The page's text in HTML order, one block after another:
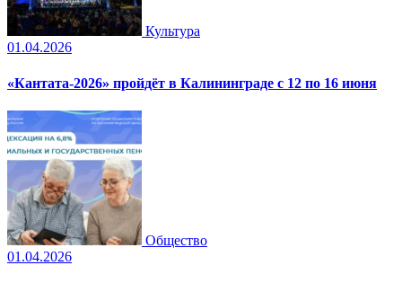
Культура
01.04.2026
«Кантата-2026» пройдёт в Калининграде с 12 по 16 июня
Общество
01.04.2026